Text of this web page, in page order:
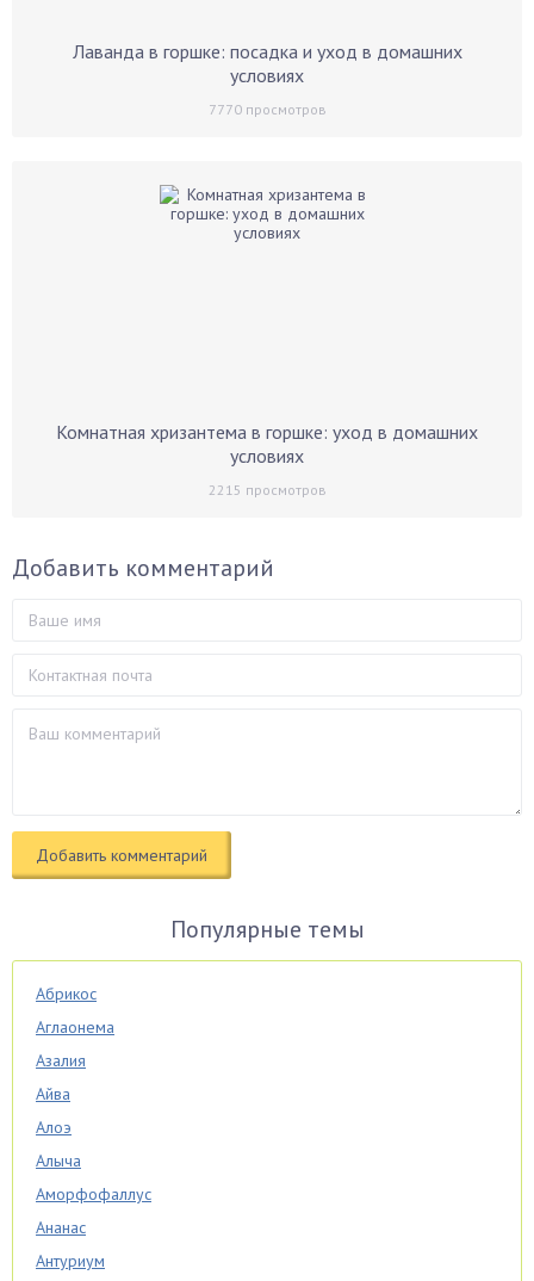
Лаванда в горшке: посадка и уход в домашних
условиях
7770просмотров
Комнатная хризантема в горшке: уход в домашних
условиях
2215 просмотров
Добавить комментарий
Популярные темы
Абрикос
Аглаонема
Азалия
Айва
Алоэ
Алыча
Аморфофаллус
Ананас
Антуриум